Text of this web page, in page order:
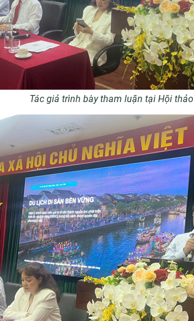
Tác giả trình bày tham luận tại Hội thảo